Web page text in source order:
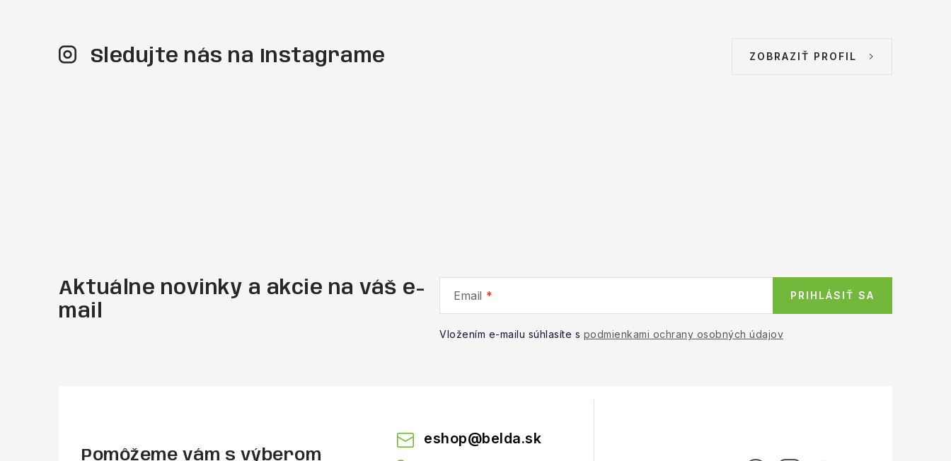
Sledujte nás na Instagrame ZOBRAZIŤ PROFIL
Aktuálne novinky a akcie na váš e-
mail
Email
Vložením e-mailu súhlasíte s podmienkami ochrany osobných údajov
PRIHLÁSIŤ SA
Pomôžeme vám s výberom
eshop@belda.sk